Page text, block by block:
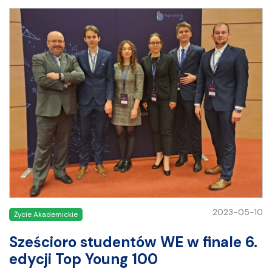
Życie Akademickie 2023-05-10
Sześcioro studentów WE w finale 6.
edycji Top Young 100